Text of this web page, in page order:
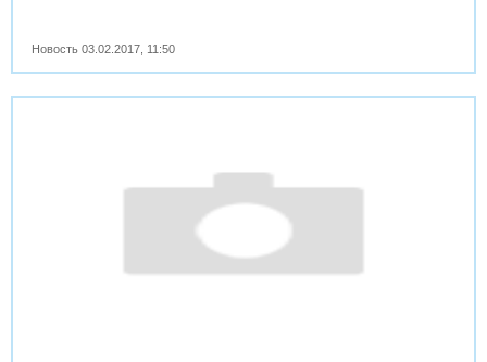
Новость03.02.2017 11:50